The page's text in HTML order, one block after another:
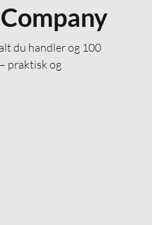
du handler og 100
praktisk og